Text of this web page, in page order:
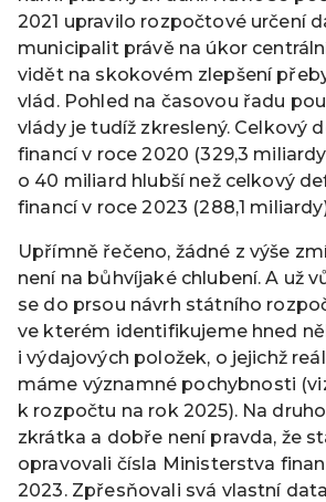
2021 upravilo rozpočtové určení
municipalit právě na úkor
vidět na skokovém zlepšení
vlád. Pohled na časovou řadu
vlády je tudíž zkreslený. Celkový
financí v roce 2020 (329,3
o 40 miliard hlubší než celkový
financí v roce 2023 (288,1
Upřímně řečeno, žádné z výše
není na bůhvíjaké chlubení. A už
se do prsou návrh státního
ve kterém identifikujeme hned
i výdajových položek, o jejichž
máme významné pochybnosti
k rozpočtu na rok 2025). Na
zkrátka a dobře není pravda, že
opravovali čísla Ministerstva
2023. Zpřesňovali svá vlastní